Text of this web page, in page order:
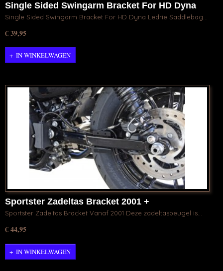
Single Sided Swingarm Bracket For HD Dyna
Single Sided Swingarm Bracket For HD Dyna Ledrie Saddlebag…
€ 39,95
IN WINKELWAGEN
Sportster Zadeltas Bracket 2001 +
Sportster Zadeltas Bracket Vanaf 2001 Deze zadeltasbeugel is…
€ 44,95
IN WINKELWAGEN